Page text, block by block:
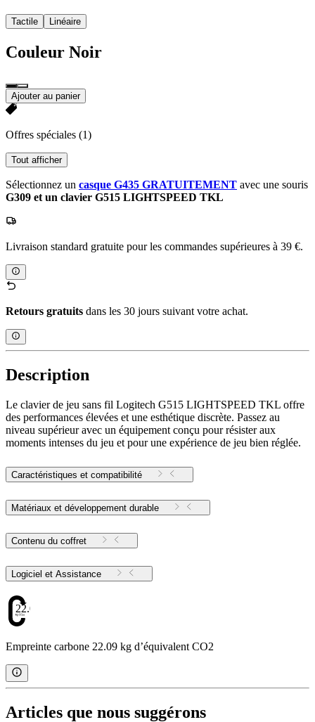
Tactile Linéaire
Couleur Noir
Ajouter au panier
Offres spéciales (1)
Tout afficher
Sélectionnez un casque G435 GRATUITEMENT avec une souris
G309 et un clavier G515 LIGHTSPEED TKL
Livraison standard gratuite pour les commandes supérieures à 39 €.
Retours gratuits dans les 30 jours suivant votre achat.
Description
Le clavier de jeu sans fil Logitech G515 LIGHTSPEED TKL offre
des performances élevées et une esthétique discrète. Passez au
niveau supérieur avec un équipement conçu pour résister aux
moments intenses du jeu et pour une expérience de jeu bien réglée.
Caractéristiques et compatibilité
Matériaux et développement durable
Contenu du coffret
Logiciel et Assistance
22.09
Empreinte carbone 22.09 kg d’équivalent CO2
Articles que nous suggérons